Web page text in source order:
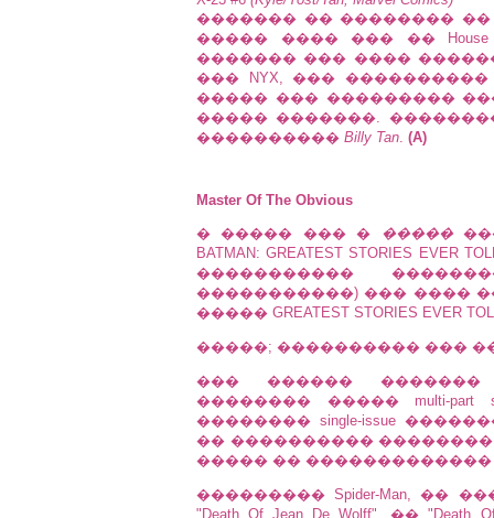
������� �� �������� ��
����� ���� ��� ��
������� ��� ����
��� NYX, ���
����� ��� ���������
����� �������.
���������� Billy Tan. (A)
Master Of The Obvious
� ����� ��� � �����
BATMAN: GREATEST STORIES
�����������
�����������) ��� ����
����� GREATEST STORIES EVER
�����; ���������� ���
��� ������ �������
�������� ����� multi-part
�������� single-issue
�� ���������� ��������
����� �� �������������
��������� Spider-Man, ��
"Death Of Jean De Wolff", ��